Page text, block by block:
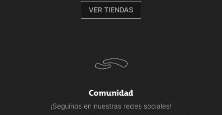
VER TIENDAS
Comunidad
¡Seguínos en nuestras redes sociales!